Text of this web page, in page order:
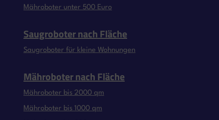
Mähroboter unter 500 Euro
Saugroboter nach Fläche
Saugroboter für kleine Wohnungen
Mähroboter nach Fläche
Mähroboter bis 2000 qm
Mähroboter bis 1000 qm